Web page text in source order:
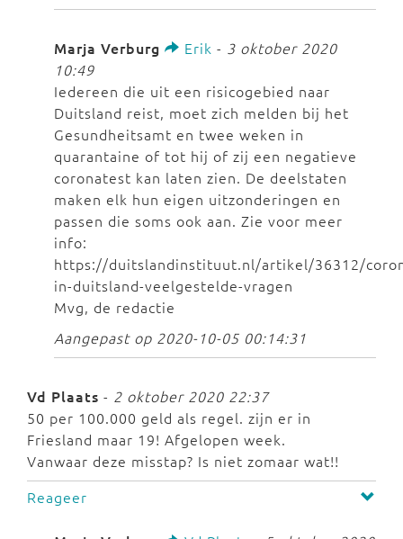
Marja Verburg Erik - 3 oktober 2020
10:49
Iedereen die uit een risicogebied naar
Duitsland reist, moet zich melden bij het
Gesundheitsamt en twee weken in
quarantaine of tot hij of zij een negatieve
coronatest kan laten zien. De deelstaten
maken elk hun eigen uitzonderingen en
passen die soms ook aan. Zie voor meer
info:
https://duitslandinstituut.nl/artikel/36312/
in-duitsland-veelgestelde-vragen
Mvg, de redactie
Aangepast op 2020-10-05 00:14:31
Vd Plaats - 2 oktober 2020 22:37
50 per 100.000 geld als regel. zijn er in
Friesland maar 19! Afgelopen week.
Vanwaar deze misstap? Is niet zomaar wat!!
Reageer